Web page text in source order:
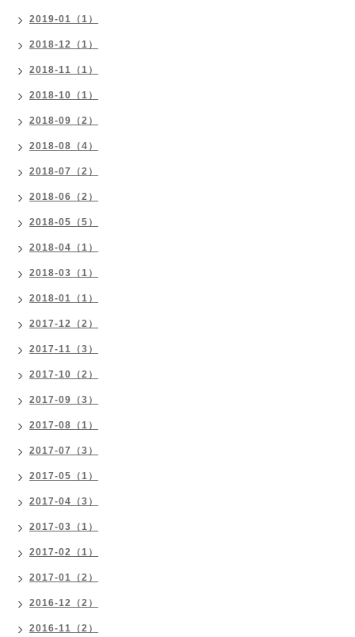
2019-01（1）
2018-12（1）
2018-11（1）
2018-10（1）
2018-09（2）
2018-08（4）
2018-07（2）
2018-06（2）
2018-05（5）
2018-04（1）
2018-03（1）
2018-01（1）
2017-12（2）
2017-11（3）
2017-10（2）
2017-09（3）
2017-08（1）
2017-07（3）
2017-05（1）
2017-04（3）
2017-03（1）
2017-02（1）
2017-01（2）
2016-12（2）
2016-11（2）